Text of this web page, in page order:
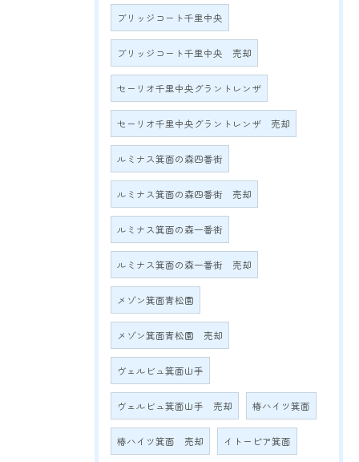
ブリッジコート千里中央
ブリッジコート千里中央 売却
セーリオ千里中央グラントレンザ
セーリオ千里中央グラントレンザ 売却
ルミナス箕面の森四番街
ルミナス箕面の森四番街 売却
ルミナス箕面の森一番街
ルミナス箕面の森一番街 売却
メゾン箕面青松園
メゾン箕面青松園 売却
ヴェルビュ箕面山手
ヴェルビュ箕面山手 売却 椿ハイツ箕面
椿ハイツ箕面 売却 イトーピア箕面